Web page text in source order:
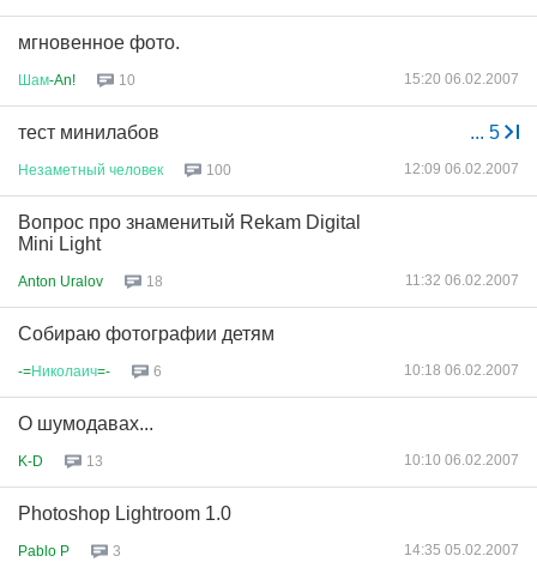
мгновенное фото.
Шам-An! 10 15:20 06.02.2007
... 5
тест минилабов
Незаметный человек 100 12:09 06.02.2007
Вопрос про знаменитый Rekam Digital
Mini Light
Anton Uralov 18 11:32 06.02.2007
Собираю фотографии детям
-=Николаич=- 6 10:18 06.02.2007
О шумодавах...
K-D 13 10:10 06.02.2007
Photoshop Lightroom 1.0
Pablo P 3 14:35 05.02.2007